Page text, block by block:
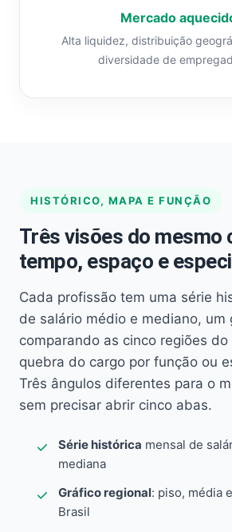
Mercado
Alta liquidez, distribuição
diversidade de
HISTÓRICO, MAPA E FUNÇÃO
Três visões do mesmo
tempo, espaço e
Cada profissão tem uma série
de salário médio e mediano, um
comparando as cinco regiões do
quebra do cargo por função ou
Três ângulos diferentes para o
sem precisar abrir cinco abas.
Série histórica mensal de
mediana
Gráfico regional: piso, média
Brasil